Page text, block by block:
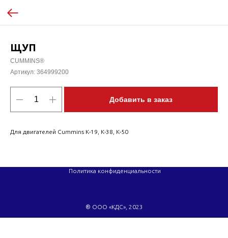
ЩУП
CUMMINS®
Артикул: 364999200
Добавить в заказ
Для двигателей Cummins K-19, K-38, K-50
® ООО «КДС», 2023
Политика конфиденциальности